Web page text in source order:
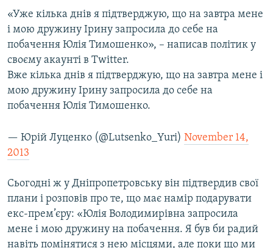
«Уже кілька днів я підтверджую, що на завтра мене
і мою дружину Ірину запросила до себе на
побачення Юлія Тимошенко», – написав політик у
своєму акаунті в Twitter.
Вже кілька днів я підтверджую, що на завтра мене і
мою дружину Ірину запросила до себе на
побачення Юлія Тимошенко.
— Юрій Луценко (@Lutsenko_Yuri) November 14,
2013
Сьогодні ж у Дніпропетровську він підтвердив свої
плани і розповів про те, що має намір подарувати
екс-прем’єру: «Юлія Володимирівна запросила
мене і мою дружину на побачення. Я був би радий
навіть помінятися з нею місцями, але поки що ми